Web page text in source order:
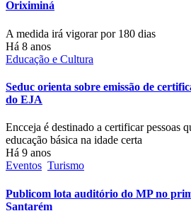
Oriximiná
A medida irá vigorar por 180 dias
Há 8 anos
Educação e Cultura
Seduc orienta sobre emissão de
do EJA
Encceja é destinado a certificar pessoas
educação básica na idade certa
Há 9 anos
Eventos Turismo
Publicom lota auditório do MP no
Santarém